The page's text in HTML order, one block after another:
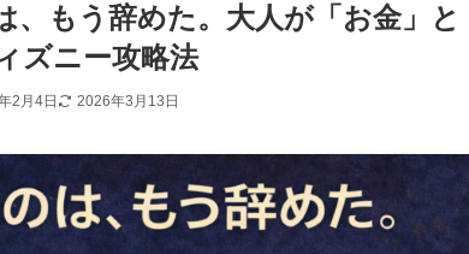
、もう辞めた。大人が「お金」
ズニー攻略法
2月4日 2026年3月13日